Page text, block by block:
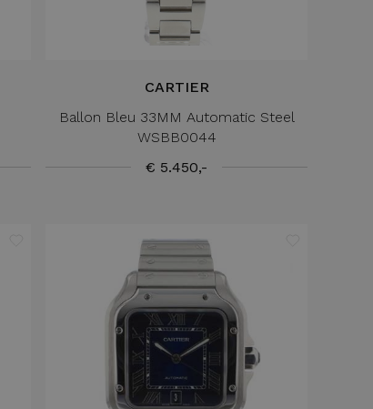
CARTIER
Ballon Bleu 33MM Automatic Steel
WSBB0044
€ 5.450,-